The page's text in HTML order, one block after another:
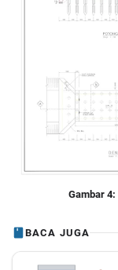
Gambar 4:
BACA JUGA